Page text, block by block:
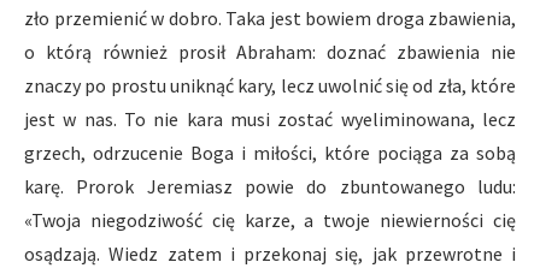
zło przemienić w dobro. Taka jest bowiem droga zbawienia,
o którą również prosił Abraham: doznać zbawienia nie
znaczy po prostu uniknąć kary, lecz uwolnić się od zła, które
jest w nas. To nie kara musi zostać wyeliminowana, lecz
grzech, odrzucenie Boga i miłości, które pociąga za sobą
karę. Prorok Jeremiasz powie do zbuntowanego ludu:
«Twoja niegodziwość cię karze, a twoje niewierności cię
osądzają. Wiedz zatem i przekonaj się, jak przewrotne i